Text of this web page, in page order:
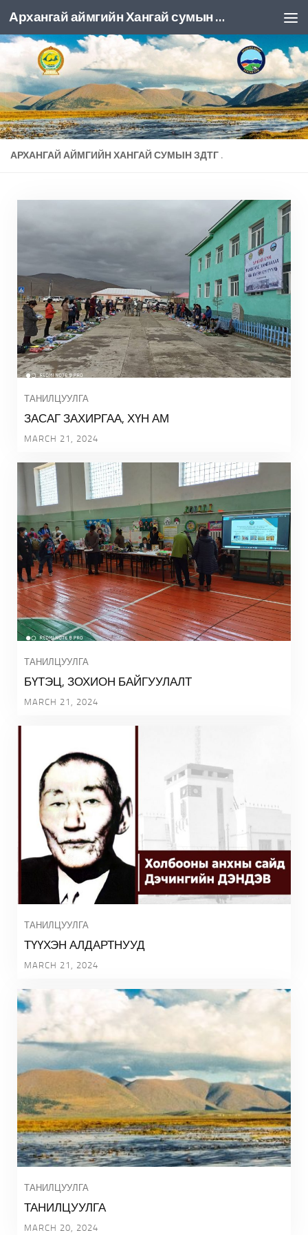
Skip to content Архангай аймгийн Хангай сумын ЗДТГ
АРХАНГАЙ АЙМГИЙН ХАНГАЙ СУМЫН ЗДТГ .
ТАНИЛЦУУЛГА
ЗАСАГ ЗАХИРГАА, ХҮН АМ
MARCH 21, 2024
ТАНИЛЦУУЛГА
БҮТЭЦ, ЗОХИОН БАЙГУУЛАЛТ
MARCH 21, 2024
ТАНИЛЦУУЛГА
ТҮҮХЭН АЛДАРТНУУД
MARCH 21, 2024
ТАНИЛЦУУЛГА
ТАНИЛЦУУЛГА
MARCH 20, 2024